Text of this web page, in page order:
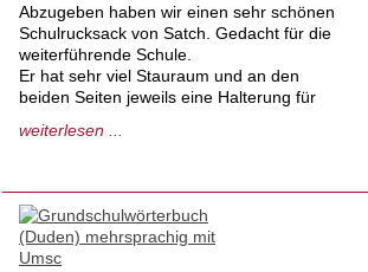
Abzugeben haben wir einen sehr schönen
Schulrucksack von Satch. Gedacht für die
weiterführende Schule.
Er hat sehr viel Stauraum und an den
beiden Seiten jeweils eine Halterung für
gepolsterte Schultergurte und ist im
außerdem ist er Größenverstellbar, von
1,40cm - 1,80cm. Der Schulrucksack kann
ganz individuell an die jeweilige Größe
angepasst werden und bietet so eine
weiterlesen ...